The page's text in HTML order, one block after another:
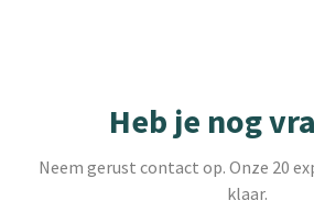
Heb je nog
Neem gerust contact op. Onze 20
klaar.